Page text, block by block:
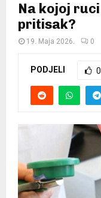
Na kojoj
pritisak?
19. Maja 2026. 0
PODJELI 0